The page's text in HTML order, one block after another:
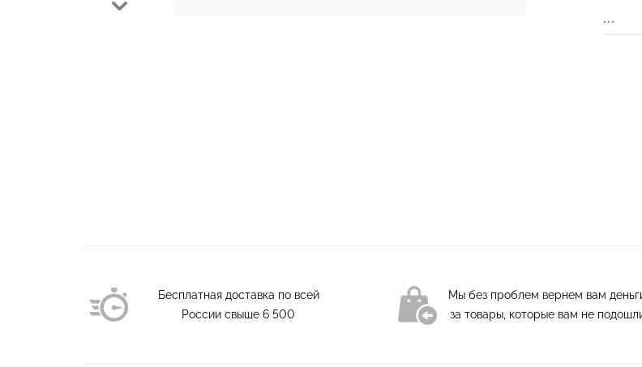
телу,
Бесплатная доставка по всей
России свыше 6 500
Мы без проблем вернем вам
за товары, которые вам не